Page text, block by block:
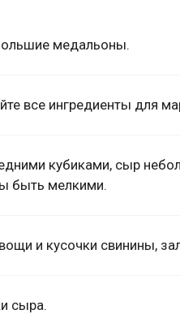
медальоны.
все ингредиенты для
кубиками, сыр
быть мелкими.
и кусочки свинины,
сыра.